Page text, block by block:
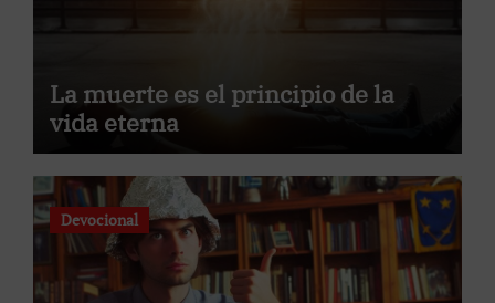
La muerte es el principio de la
vida eterna
Devocional